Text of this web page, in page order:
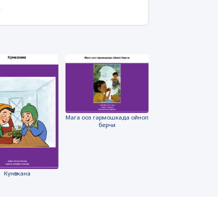
Күнөскана
Мага ооз гармошкада ойноп
берчи